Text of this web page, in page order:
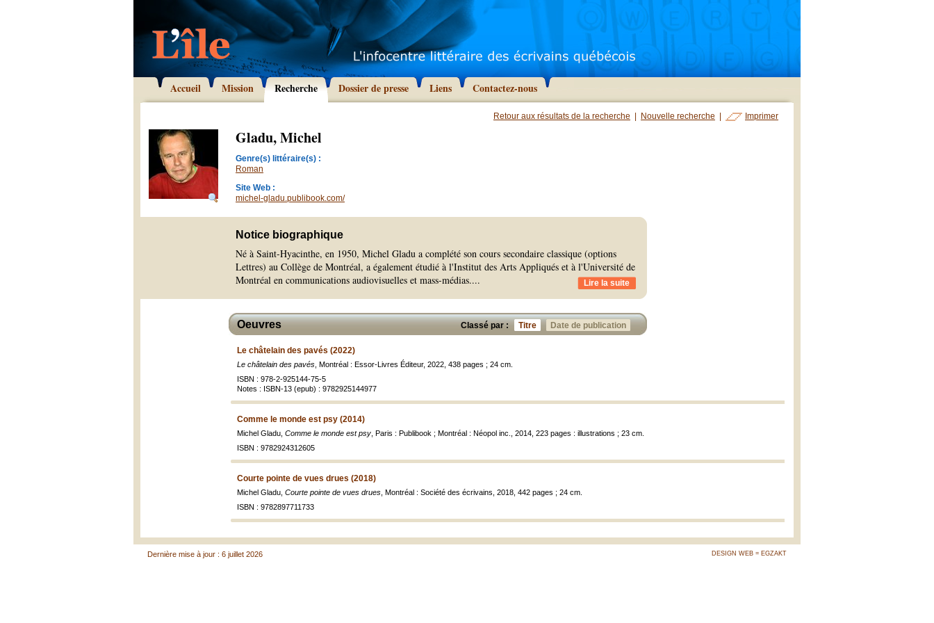
Accueil Mission Recherche Dossier de presse Liens Contactez-nous
Retour aux résultats de la recherche Nouvelle recherche Imprimer
Gladu, Michel
Genre(s) littéraire(s) :
Roman
Site Web :
michel-gladu.publibook.com/
Notice biographique
Né à Saint-Hyacinthe, en 1950, Michel Gladu a complété son cours secondaire classique (options
Lettres) au Collège de Montréal, a également étudié à l'Institut des Arts Appliqués et à l'Université de
Montréal en communications audiovisuelles et mass-médias.... Lire la suite
Classé par : Titre Date de publication
Oeuvres
Le châtelain des pavés (2022)
Le châtelain des pavés , Montréal : Essor-Livres Éditeur, 2022, 438 pages ; 24 cm.
ISBN : 978-2-925144-75-5
Notes : ISBN-13 (epub) : 9782925144977
Comme le monde est psy (2014)
Michel Gladu, Comme le monde est psy , Paris : Publibook ; Montréal : Néopol inc., 2014, 223 pages : illustrations ; 23 cm.
ISBN : 9782924312605
Courte pointe de vues drues (2018)
Michel Gladu, Courte pointe de vues drues , Montréal : Société des écrivains, 2018, 442 pages ; 24 cm.
ISBN : 9782897711733
DESIGN WEB = EGZAKT
Dernière mise à jour : 6 juillet 2026